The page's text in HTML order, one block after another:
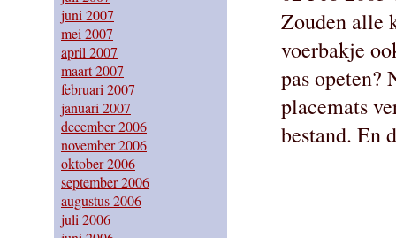
juni 2007
mei 2007
april 2007
maart 2007
februari 2007
januari 2007
december 2006
november 2006
oktober 2006
september 2006
augustus 2006
juli 2006
Zouden alle
voerbakje
pas
placemats
bestand. En